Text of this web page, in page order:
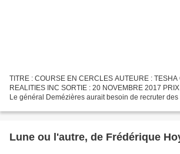
TITRE : COURSE EN CERCLES AUTEURE : TESHA
REALITIES INC SORTIE : 20 NOVEMBRE 2017
Le général Demézières aurait besoin de recruter
Lune ou l'autre, de Frédérique